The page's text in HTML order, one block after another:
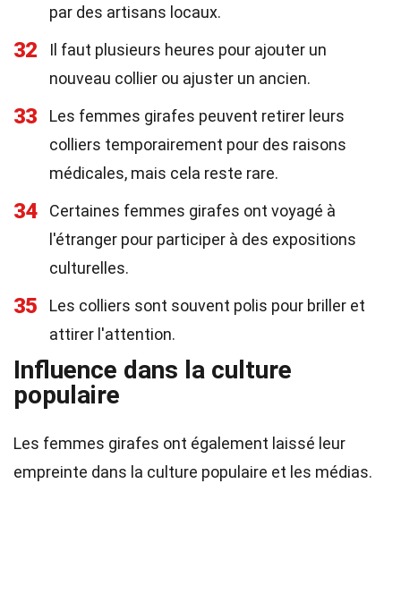
par des artisans locaux.
32
Il faut plusieurs heures pour ajouter un
nouveau collier ou ajuster un ancien.
33
Les femmes girafes peuvent retirer leurs
colliers temporairement pour des raisons
médicales, mais cela reste rare.
34
Certaines femmes girafes ont voyagé à
l'étranger pour participer à des expositions
culturelles.
35
Les colliers sont souvent polis pour briller et
attirer l'attention.
Influence dans la culture
populaire
Les femmes girafes ont également laissé leur
empreinte dans la culture populaire et les médias.